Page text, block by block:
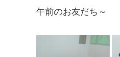
午前のお友だち～